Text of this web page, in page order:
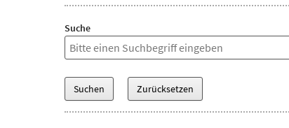
Suche